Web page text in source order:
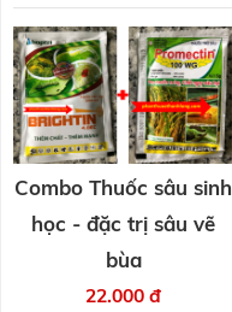
Combo Thuốc sâu sinh
học - đặc trị sâu vẽ
bùa
22.000 đ